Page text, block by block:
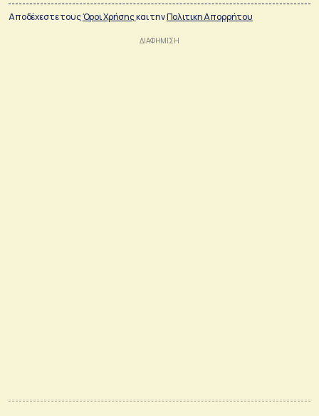
Αποδέχεστε τουςΌροι Χρήσηςκαι τηνΠολιτικη Απορρήτου